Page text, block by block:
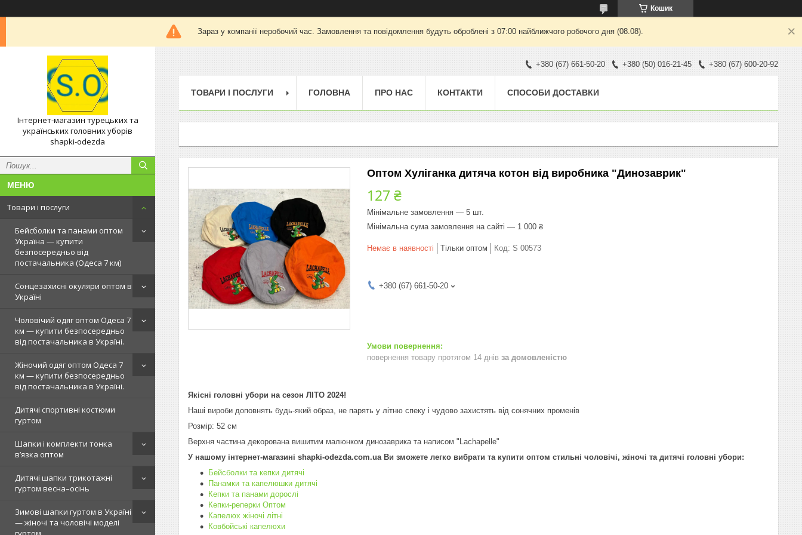
Кошик
Зараз у компанії неробочий час. Замовлення та повідомлення будуть оброблені з 07:00 найближчого робочого дня (08.08).
Інтернет-магазин турецьких та
українських головних уборів
shapki-odezda
Товари і послуги
Бейсболки та панами оптом
Україна — купити
безпосередньо від
постачальника (Одеса 7 км)
Сонцезахисні окуляри оптом в
Україні
Чоловічий одяг оптом Одеса 7
км — купити безпосередньо
від постачальника в Україні.
Жіночий одяг оптом Одеса 7
км — купити безпосередньо
від постачальника в Україні.
Дитячі спортивні костюми
гуртом
Шапки і комплекти тонка
в’язка оптом
Дитячі шапки трикотажні
гуртом весна–осінь
Зимові шапки гуртом в Україні
— жіночі та чоловічі моделі
+380 (67) 661-50-20 +380 (50) 016-21-45 +380 (67) 600-20-92
ТОВАРИ І ПОСЛУГИ ГОЛОВНА ПРО НАС КОНТАКТИ СПОСОБИ ДОСТАВКИ
Оптом Хуліганка дитяча котон від виробника "Динозаврик"
127 ₴
Мінімальне замовлення — 5 шт.
Мінімальна сума замовлення на сайті — 1 000 ₴
Немає в наявності Тільки оптом Код: S 00573
+380 (67) 661-50-20
повернення товару протягом 14 днів за домовленістю
Якісні головні убори на сезон ЛІТО 2024!
Наші вироби доповнять будь-який образ, не парять у літню спеку і чудово захистять від сонячних променів
Розмір: 52 см
Верхня частина декорована вишитим малюнком динозаврика та написом "Lachapelle"
У нашому інтернет-магазині shapki-odezda.com.ua Ви зможете легко вибрати та купити оптом стильні чоловічі, жіночі та дитячі головні убори:
Бейсболки та кепки дитячі
Панамки та капелюшки дитячі
Кепки та панами дорослі
Кепки-реперки Оптом
Капелюх жіночі літні
Ковбойські капелюхи